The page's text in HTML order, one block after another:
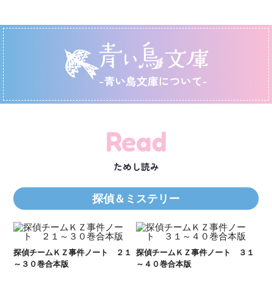
-青い鳥文庫について-
Read
ためし読み
探偵＆ミステリー
探偵チームＫＺ事件ノート ３１
～４０巻合本版
探偵チームＫＺ事件ノート １１
～２０巻合本版